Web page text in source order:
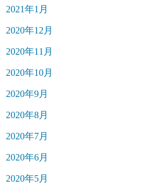
2021年1月
2020年12月
2020年11月
2020年10月
2020年9月
2020年8月
2020年7月
2020年6月
2020年5月